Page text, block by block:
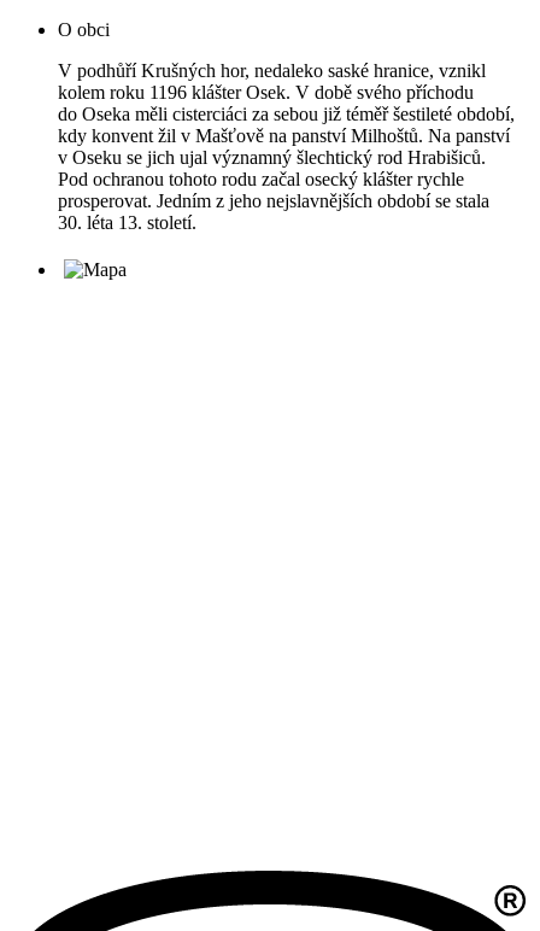
O obci
V podhůří Krušných hor, nedaleko saské hranice, vznikl
kolem roku 1196 klášter Osek. V době svého příchodu
do Oseka měli cisterciáci za sebou již téměř šestileté období,
kdy konvent žil v Mašťově na panství Milhoštů. Na panství
v Oseku se jich ujal významný šlechtický rod Hrabišiců.
Pod ochranou tohoto rodu začal osecký klášter rychle
prosperovat. Jedním z jeho nejslavnějších období se stala
30. léta 13. století.